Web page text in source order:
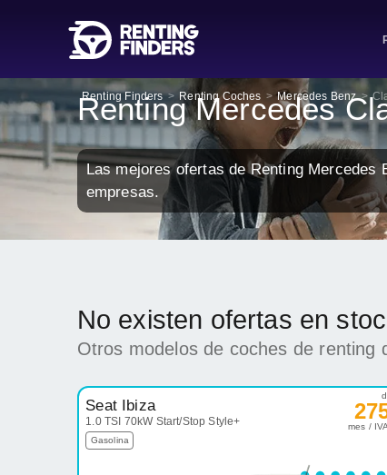
Renting Finders > Renting Coches > Mercedes Benz >
Renting Mercedes
Las mejores ofertas de Renting Mercedes
empresas.
No existen ofertas en
Otros modelos de coches de renting
Seat Ibiza
1.0 TSI 70kW Start/Stop Style+
Gasolina
mes /